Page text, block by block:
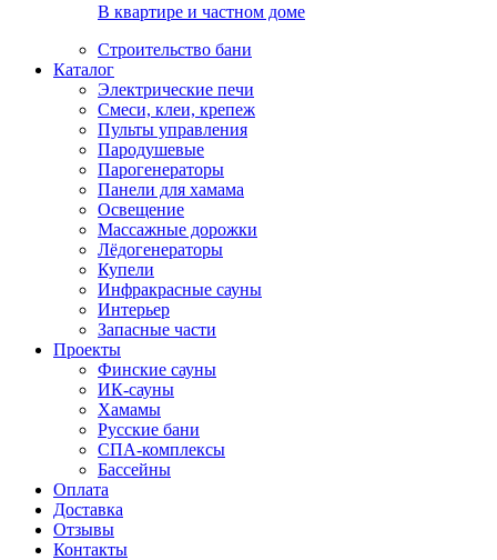
В квартире и частном доме
Строительство бани
Каталог
Электрические печи
Смеси, клеи, крепеж
Пульты управления
Пародушевые
Парогенераторы
Панели для хамама
Освещение
Массажные дорожки
Лёдогенераторы
Купели
Инфракрасные сауны
Интерьер
Запасные части
Проекты
Финские сауны
ИК-сауны
Хамамы
Русские бани
СПА-комплексы
Бассейны
Оплата
Доставка
Отзывы
Контакты